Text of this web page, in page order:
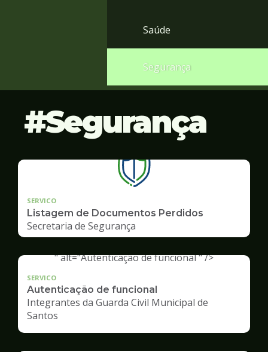
Saúde
Segurança
Segurança
SERVICO
Listagem de Documentos Perdidos
Secretaria de Segurança
" alt="Autenticação de funcional " />
SERVICO
Autenticação de funcional
Integrantes da Guarda Civil Municipal de
Santos